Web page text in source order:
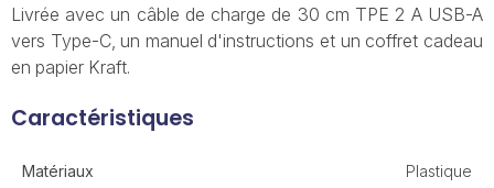
Livrée avec un câble de charge de 30 cm TPE 2 A USB-A
vers Type-C, un manuel d'instructions et un coffret cadeau
en papier Kraft.
Caractéristiques
Matériaux Plastique